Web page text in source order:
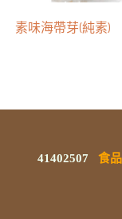
素味海帶芽(純素)
41402507
食
地
客